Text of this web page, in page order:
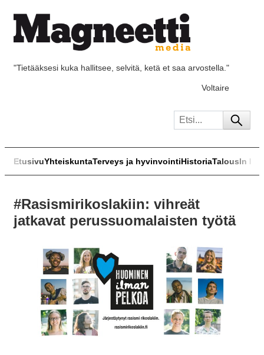
"Tietääksesi kuka hallitsee, selvitä, ketä et saa arvostella."
Voltaire
EtusivuYhteiskuntaTerveys ja hyvinvointiHistoriaTalousIn
#Rasismirikoslakiin: vihreät
jatkavat perussuomalaisten työtä